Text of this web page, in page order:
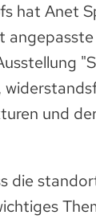
hat Anet
und
die